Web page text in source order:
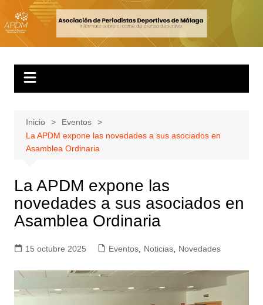
Inicio
Eventos
La APDM expone las novedades a sus asociados en
Asamblea Ordinaria
La APDM expone las
novedades a sus asociados en
Asamblea Ordinaria
15 octubre 2025 Eventos, Noticias, Novedades